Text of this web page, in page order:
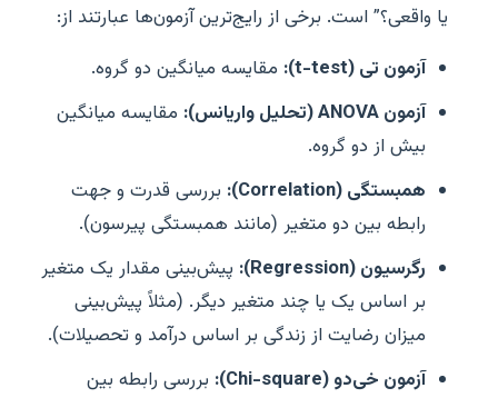
یا واقعی؟” است. برخی از رایج‌ترین آزمون‌ها عبارتند از:
آزمون تی (t-test):
مقایسه میانگین دو گروه.
آزمون ANOVA (تحلیل واریانس):
مقایسه میانگین
بیش از دو گروه.
همبستگی (Correlation):
بررسی قدرت و جهت
رابطه بین دو متغیر (مانند همبستگی پیرسون).
رگرسیون (Regression):
پیش‌بینی مقدار یک متغیر
بر اساس یک یا چند متغیر دیگر. (مثلاً پیش‌بینی
میزان رضایت از زندگی بر اساس درآمد و تحصیلات).
آزمون خی‌دو (Chi-square):
بررسی رابطه بین